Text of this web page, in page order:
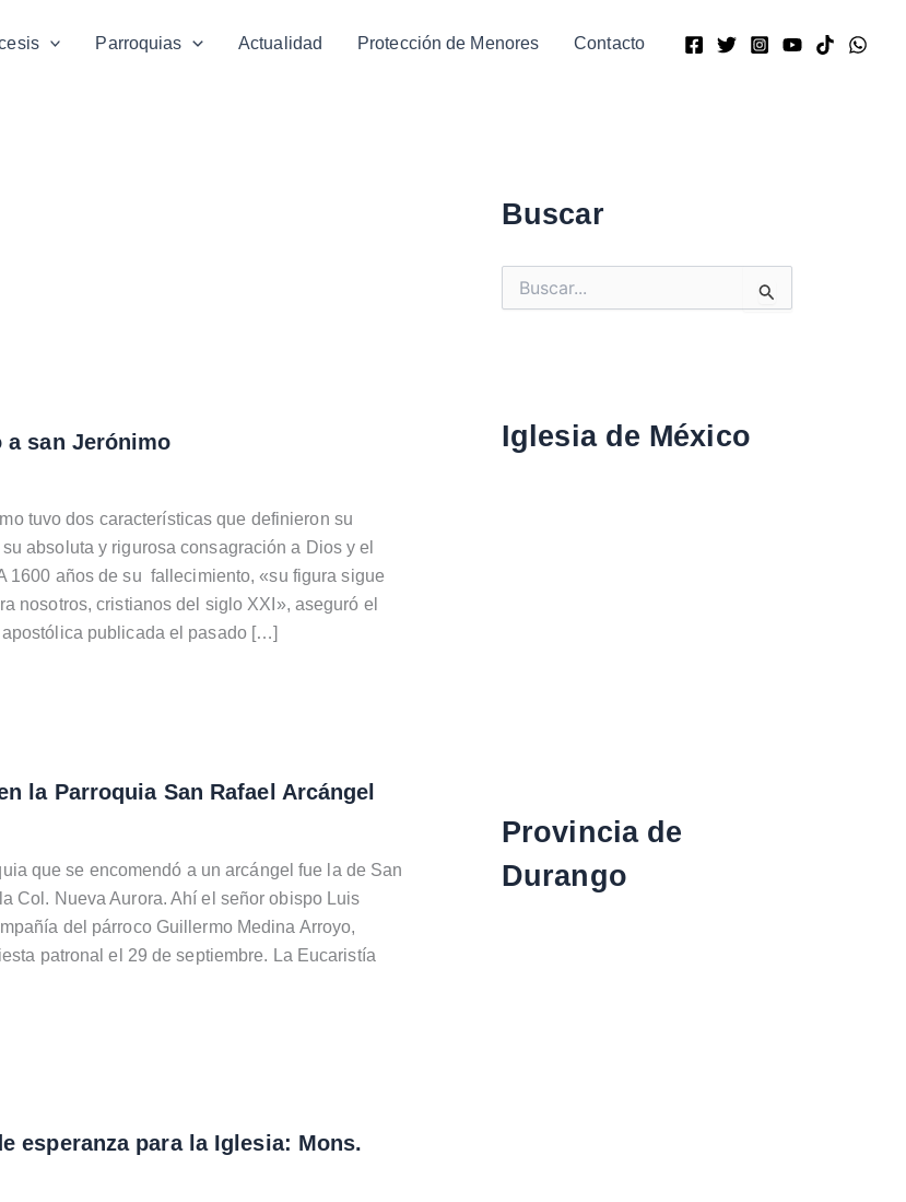
Parroquias Actualidad Protección de Menores Contacto
a san Jerónimo
tuvo dos características que definieron su
absoluta y rigurosa consagración a Dios y el
1600 años de su fallecimiento, «su figura sigue
nosotros, cristianos del siglo XXI», aseguró el
publicada el pasado […]
la Parroquia San Rafael Arcángel
que se encomendó a un arcángel fue la de San
Col. Nueva Aurora. Ahí el señor obispo Luis
del párroco Guillermo Medina Arroyo,
patronal el 29 de septiembre. La Eucaristía
esperanza para la Iglesia: Mons.
Buscar
u
Iglesia de México
Provincia de
Durango